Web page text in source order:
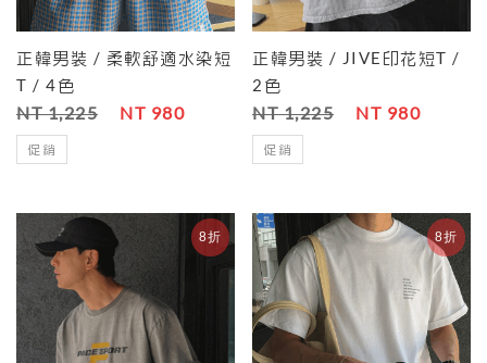
正韓男裝 / 柔軟舒適水染短
T / 4色
NT 1,225 NT 980
促銷
正韓男裝 / JIVE印花短T /
2色
NT 1,225 NT 980
促銷
8折 8折